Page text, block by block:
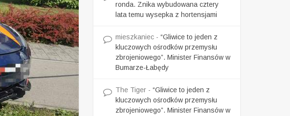
ronda. Znika wybudowana cztery
lata temu wysepka z hortensjami
mieszkaniec - “Gliwice to jeden z
kluczowych ośrodków przemysłu
zbrojeniowego”. Minister Finansów w
Bumarze-Łabędy
The Tiger - “Gliwice to jeden z
kluczowych ośrodków przemysłu
zbrojeniowego”. Minister Finansów w